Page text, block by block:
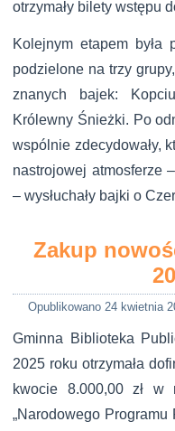
otrzymały bilety wstępu
Kolejnym etapem była
podzielone na trzy
znanych bajek:
Królewny Śnieżki. Po
wspólnie zdecydowały,
nastrojowej atmosferze
– wysłuchały bajki o
Zakup
Opublikowano 24 kwietnia
Gminna Biblioteka
2025 roku otrzymała
kwocie 8.000,00 zł w
„Narodowego